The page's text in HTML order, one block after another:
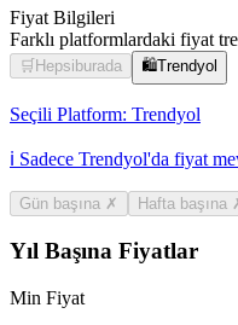
Fiyat Bilgileri
Farklı platformlardaki fiyat
🛒Hepsiburada 🛍️Trendyol
Seçili Platform: Trendyol
ℹ️ Sadece Trendyol'da fiyat
Gün başına ✗ Hafta başına
Yıl Başına Fiyatlar
Min Fiyat